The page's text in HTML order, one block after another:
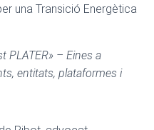
una Transició Energètica
PLATER» – Eines a
entitats, plataformes i